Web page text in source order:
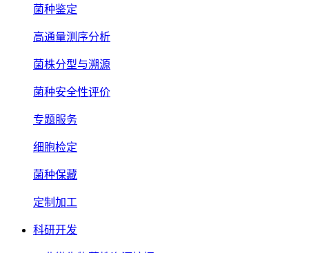
菌种鉴定
高通量测序分析
菌株分型与溯源
菌种安全性评价
专题服务
细胞检定
菌种保藏
定制加工
科研开发